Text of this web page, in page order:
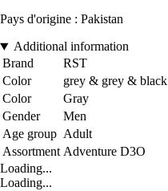
Pays d'origine : Pakistan
Additional information
Brand
RST
Color
grey & grey & black
Color
Gray
Gender
Men
Age group Adult
Assortment Adventure D3O
Loading...
Loading...